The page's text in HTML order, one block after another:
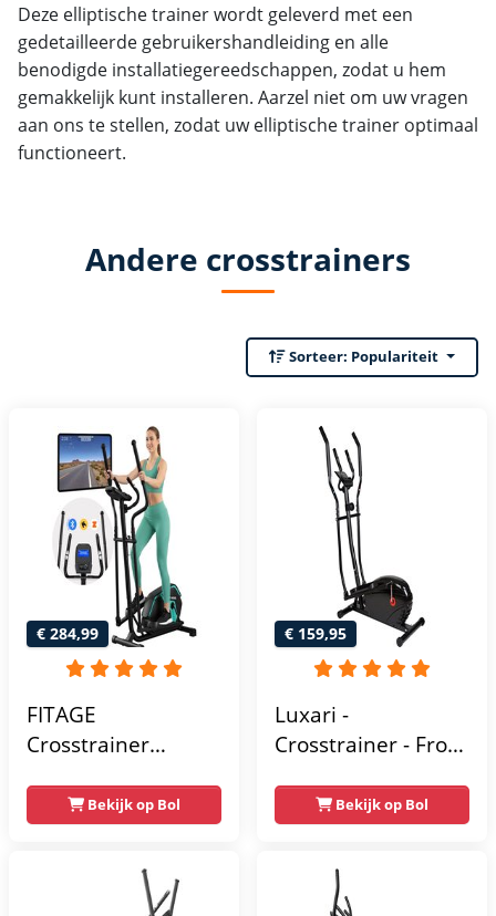
Deze elliptische trainer wordt geleverd met een
gedetailleerde gebruikershandleiding en alle
benodigde installatiegereedschappen, zodat u hem
gemakkelijk kunt installeren. Aarzel niet om uw vragen
aan ons te stellen, zodat uw elliptische trainer optimaal
functioneert.
Andere crosstrainers
Sorteer: Populariteit
€ 284,99
FITAGE
Crosstrainer
Crosstrainers met
Bluetooth Kinomap
& Zwift - Fitness
Trainer met 24
Bekijk op Bol
€ 159,95
Luxari -
Crosstrainer - Front
hartslagfunctie en
tablethouder -
Elliptische Trainer -
Hometrainer -
Bekijk op Bol